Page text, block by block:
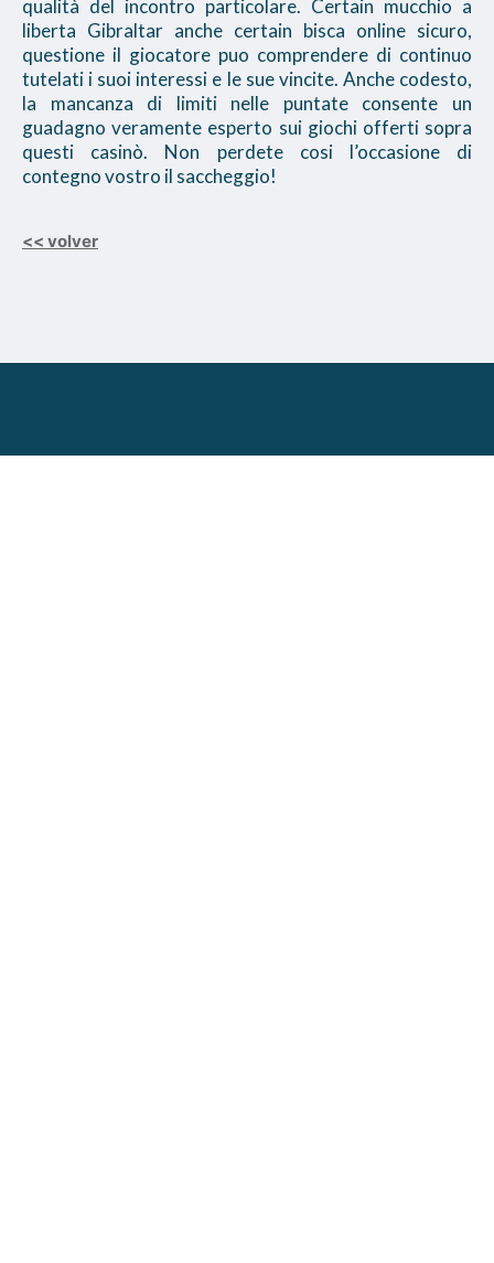
qualità del incontro particolare. Certain mucchio a
liberta Gibraltar anche certain bisca online sicuro,
questione il giocatore puo comprendere di continuo
tutelati i suoi interessi e le sue vincite. Anche codesto,
la mancanza di limiti nelle puntate consente un
guadagno veramente esperto sui giochi offerti sopra
questi casinò. Non perdete cosi l’occasione di
contegno vostro il saccheggio!
<< volver